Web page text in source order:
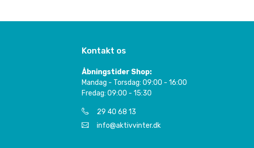
Kontakt os
Åbningstider Shop:
Mandag - Torsdag: 09:00 - 16:00
Fredag: 09:00 - 15:30
29 40 68 13
info@aktivvinter.dk